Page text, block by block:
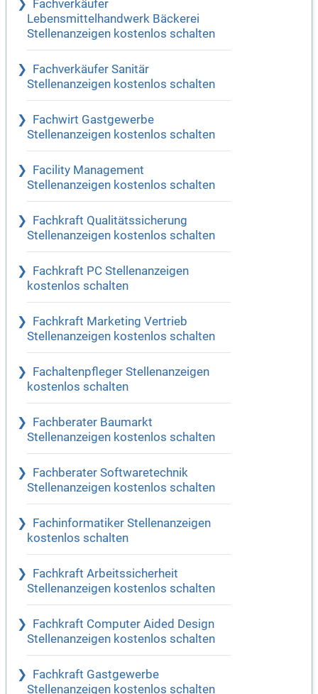
Fachverkäufer
Lebensmittelhandwerk Bäckerei
Stellenanzeigen kostenlos schalten
Fachverkäufer Sanitär
Stellenanzeigen kostenlos schalten
Fachwirt Gastgewerbe
Stellenanzeigen kostenlos schalten
Facility Management
Stellenanzeigen kostenlos schalten
Fachkraft Qualitätssicherung
Stellenanzeigen kostenlos schalten
Fachkraft PC Stellenanzeigen
kostenlos schalten
Fachkraft Marketing Vertrieb
Stellenanzeigen kostenlos schalten
Fachaltenpfleger Stellenanzeigen
kostenlos schalten
Fachberater Baumarkt
Stellenanzeigen kostenlos schalten
Fachberater Softwaretechnik
Stellenanzeigen kostenlos schalten
Fachinformatiker Stellenanzeigen
kostenlos schalten
Fachkraft Arbeitssicherheit
Stellenanzeigen kostenlos schalten
Fachkraft Computer Aided Design
Stellenanzeigen kostenlos schalten
Fachkraft Gastgewerbe
Stellenanzeigen kostenlos schalten